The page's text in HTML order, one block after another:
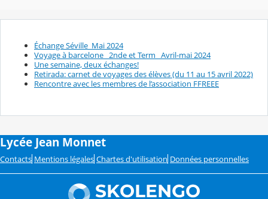
Échange Séville_Mai 2024
Voyage à barcelone _2nde et Term_ Avril-mai 2024
Une semaine, deux échanges!
Retirada: carnet de voyages des élèves (du 11 au 15 avril 2022)
Rencontre avec les membres de l’association FFREEE
Lycée Jean Monnet
Contacts Mentions légales Chartes d'utilisation Données personnelles